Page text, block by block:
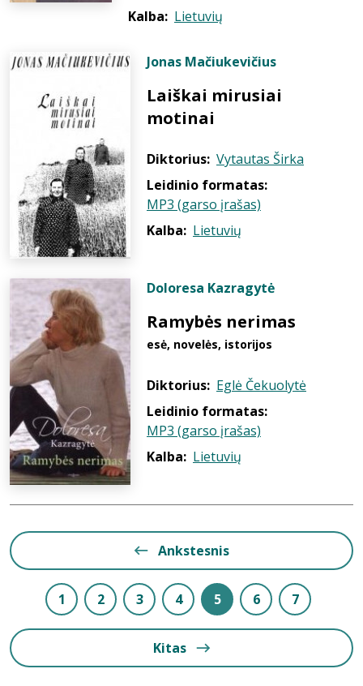
Kalba: Lietuvių
Jonas Mačiukevičius
Laiškai mirusiai
motinai
Diktorius: Vytautas Širka
Leidinio formatas:
MP3 (garso įrašas)
Kalba: Lietuvių
Doloresa Kazragytė
Ramybės nerimas
esė, novelės, istorijos
Diktorius: Eglė Čekuolytė
Leidinio formatas:
MP3 (garso įrašas)
Kalba: Lietuvių
Ankstesnis
1 2 3 4 5 6 7
Kitas